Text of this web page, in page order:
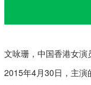
文咏珊，中国香港女演
2015年4月30日，主演